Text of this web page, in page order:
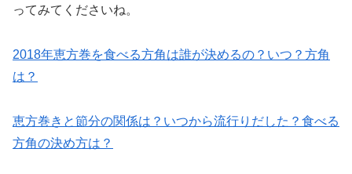
ってみてくださいね。
2018年恵方巻を食べる方角は誰が決めるの？いつ？方角
は？
恵方巻きと節分の関係は？いつから流行りだした？食べる
方角の決め方は？